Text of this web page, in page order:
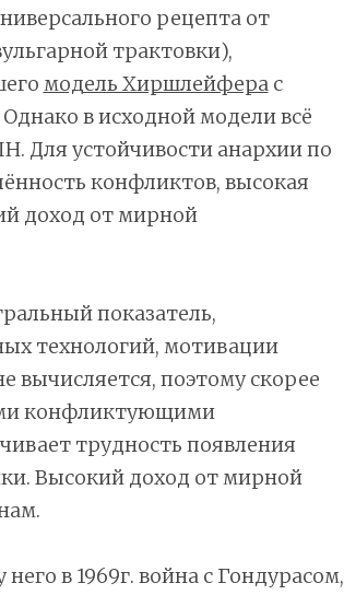
рецепта от
трактовки),
модель Хиршлейферас
в исходной модели всё
Для устойчивости анархии по
конфликтов, высокая
доход от мирной
показатель,
технологий, мотивации
вычисляется, поэтому скорее
конфликтующими
трудность появления
Высокий доход от мирной
в 1969г. война с Гондурасом,